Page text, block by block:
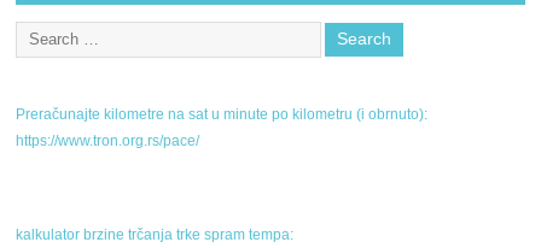
Preračunajte kilometre na sat u minute po kilometru (i obrnuto):
https://www.tron.org.rs/pace/
kalkulator brzine trčanja trke spram tempa: